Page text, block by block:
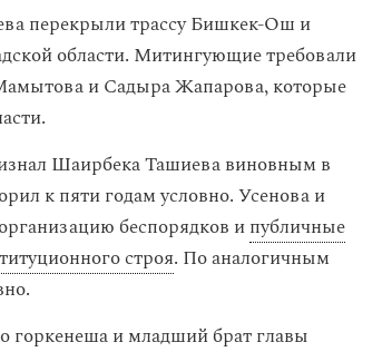
перекрыли трассу Бишкек-Ош и
области. Митингующие требовали
и Садыра Жапарова, которые
Шаирбека Ташиева виновным в
к пяти годам условно. Усенова и
беспорядков ипубличные
строя. По аналогичным
горкенеша и младший брат главы